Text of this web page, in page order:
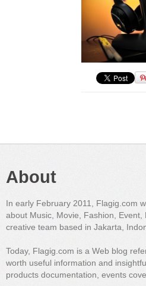
About
In early February 2011, Flagig.com
about Music, Movie, Fashion,
creative team based in Jakarta,
Today, Flagig.com is a Web blog
worth useful information and
products documentation, events